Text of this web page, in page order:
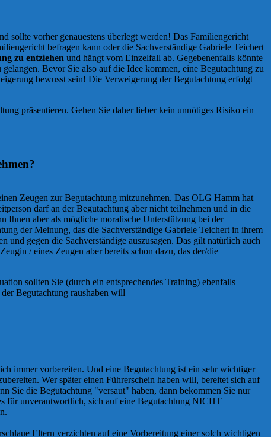
sollte vorher genauestens überlegt werden! Das Familiengericht
befragen kann oder die Sachverständige Gabriele Teichert
zu entziehen und hängt vom Einzelfall ab. Gegebenenfalls könnte
Bevor Sie also auf die Idee kommen, eine Begutachtung zu
bewusst sein! Die Verweigerung der Begutachtung erfolgt
präsentieren. Gehen Sie daher lieber kein unnötiges Risiko ein
Zeugen zur Begutachtung mitzunehmen. Das OLG Hamm hat
darf an der Begutachtung aber nicht teilnehmen und in die
Ihnen aber als mögliche moralische Unterstützung bei der
der Meinung, das die Sachverständige Gabriele Teichert in ihrem
und gegen die Sachverständige auszusagen. Das gilt natürlich auch
/ eines Zeugen aber bereits schon dazu, das der/die
sollten Sie (durch ein entsprechendes Training) ebenfalls
Begutachtung raushaben will
immer vorbereiten. Und eine Begutachtung ist ein sehr wichtiger
Wer später einen Führerschein haben will, bereitet sich auf
Sie die Begutachtung "versaut" haben, dann bekommen Sie nur
für unverantwortlich, sich auf eine Begutachtung NICHT
Eltern verzichten auf eine Vorbereitung einer solch wichtigen